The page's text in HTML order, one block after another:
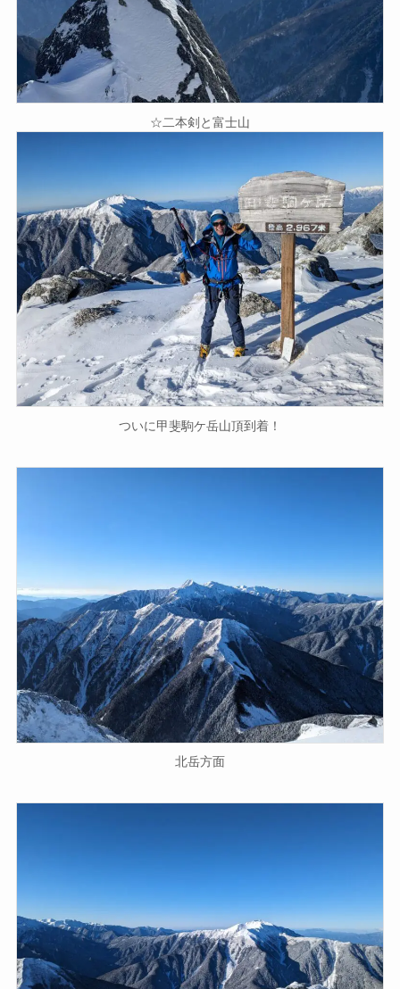
☆二本剣と富士山
ついに甲斐駒ケ岳山頂到着！
北岳方面